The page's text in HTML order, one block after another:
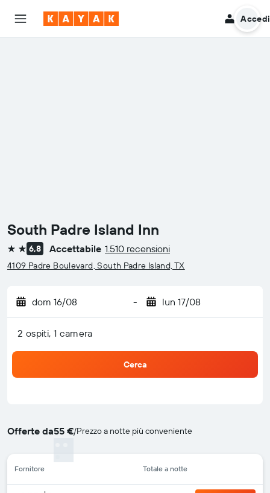
Accedi
South Padre Island Inn
2 stelle
6,8 Accettabile 1.510 recensioni
4109 Padre Boulevard, South Padre Island, TX
dom 16/08 - lun 17/08
2 ospiti, 1 camera
Cerca
Offerte da55 €/Prezzo a notte più conveniente
Fornitore Totale a notte